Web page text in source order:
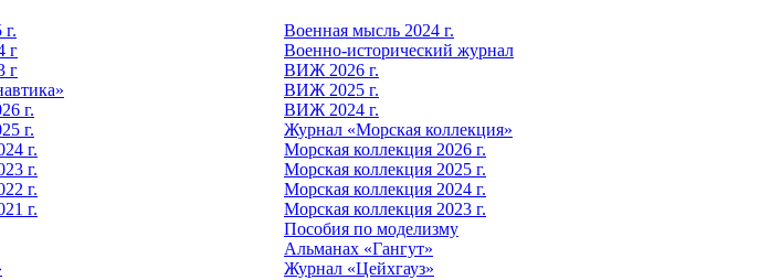
г
г
г.
г.
г.
г.
г.
г.
Военная мысль 2024 г.
Военно-исторический журнал
ВИЖ 2026 г.
ВИЖ 2025 г.
ВИЖ 2024 г.
Журнал «Морская коллекция»
Морская коллекция 2026 г.
Морская коллекция 2025 г.
Морская коллекция 2024 г.
Морская коллекция 2023 г.
Пособия по моделизму
Альманах «Гангут»
Журнал «Цейхгауз»